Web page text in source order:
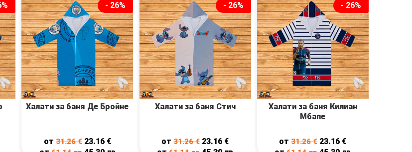
- 26%
Халати за баня Де Бройне
от31.26€ 23.16 €
- 26%
Халати за баня Стич
от31.26€ 23.16 €
- 26%
Халати за баня Килиан
Мбапе
от31.26€ 23.16 €